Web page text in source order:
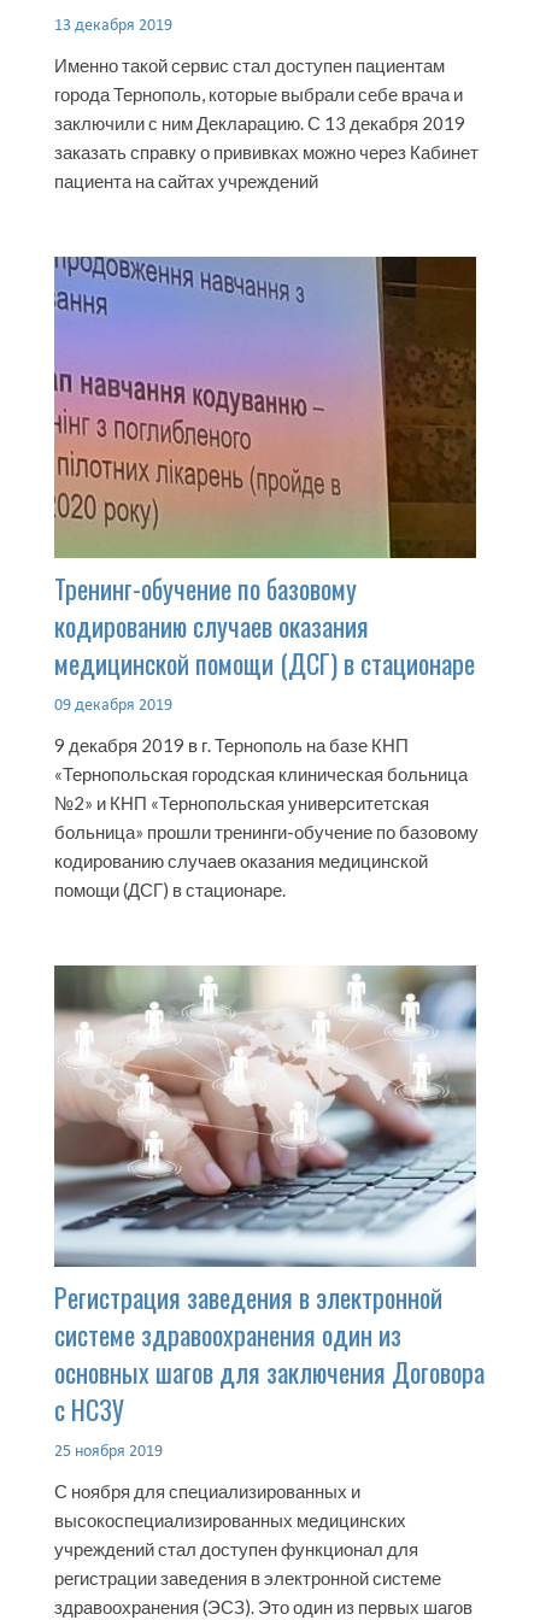
13 декабря 2019
Именно такой сервис стал доступен пациентам
города Тернополь, которые выбрали себе врача и
заключили с ним Декларацию. С 13 декабря 2019
заказать справку о прививках можно через Кабинет
пациента на сайтах учреждений
Тренинг-обучение по базовому
кодированию случаев оказания
медицинской помощи (ДСГ) в стационаре
09 декабря 2019
9 декабря 2019 в г. Тернополь на базе КНП
«Тернопольская городская клиническая больница
№2» и КНП «Тернопольская университетская
больница» прошли тренинги-обучение по базовому
кодированию случаев оказания медицинской
помощи (ДСГ) в стационаре.
Регистрация заведения в электронной
системе здравоохранения один из
основных шагов для заключения Договора
с НСЗУ
25 ноября 2019
С ноября для специализированных и
высокоспециализированных медицинских
учреждений стал доступен функционал для
регистрации заведения в электронной системе
здравоохранения (ЭСЗ). Это один из первых шагов